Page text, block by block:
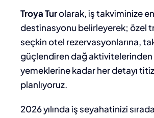
Troya Turolarak, iş takviminize
destinasyonu belirleyerek; özel
seçkin otel rezervasyonlarına,
güçlendiren dağ aktivitelerinden
yemeklerine kadar her detayı
planlıyoruz.
2026 yılında iş seyahatinizi